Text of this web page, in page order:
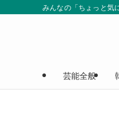
みんなの「ちょっと気
芸能全般